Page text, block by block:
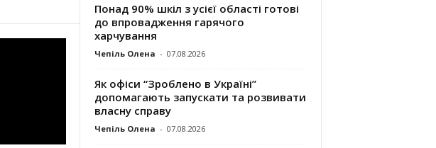
Понад 90% шкіл з усієї області готові
до впровадження гарячого
харчування
Чепіль Олена - 07.08.2026
Як офіси “Зроблено в Україні”
допомагають запускaти та розвивати
власну справу
Чепіль Олена - 07.08.2026